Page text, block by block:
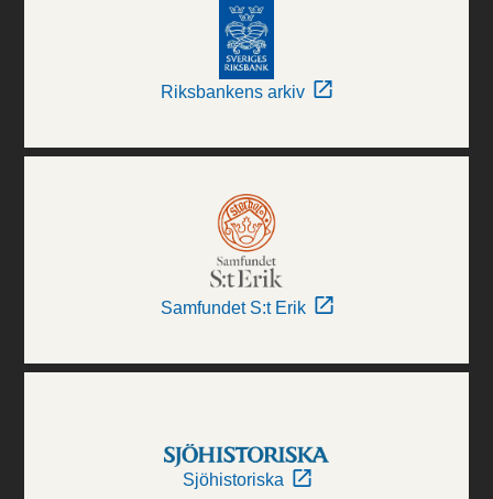
Riksbankens arkiv
Samfundet S:t Erik
Sjöhistoriska